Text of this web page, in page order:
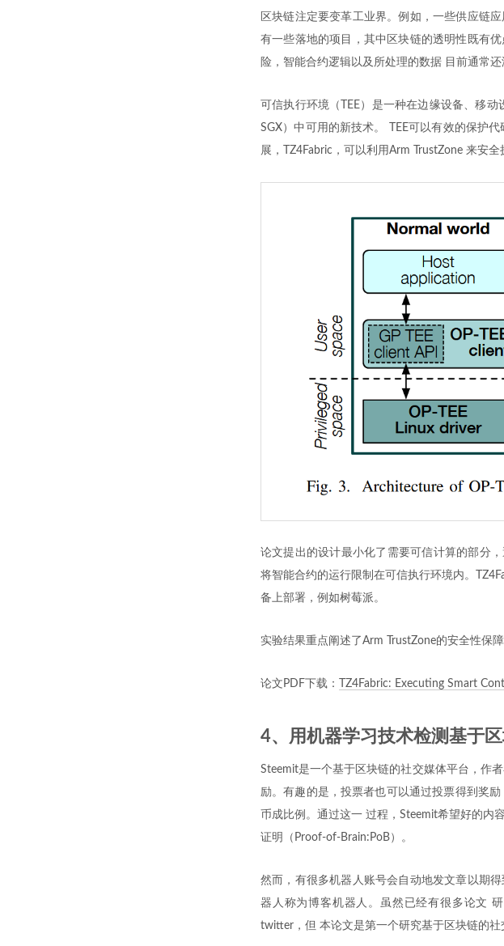
区块链注定要变革工业界。例如，一些供应链
有一些落地的项目，其中区块链的透明性既有
险，智能合约逻辑以及所处理的数据 目前通常还
可信执行环境（TEE）是一种在边缘设备、移
SGX）中可用的新技术。 TEE可以有效的保护
展，TZ4Fabric，可以利用Arm TrustZone 来安全
论文提出的设计最小化了需要可信计算的部分
将智能合约的运行限制在可信执行环境内。
备上部署，例如树莓派。
实验结果重点阐述了Arm TrustZone的安全性保
论文PDF下载： TZ4Fabric: Executing Smart
4、用机器学习技术检测基于
Steemit是一个基于区块链的社交媒体平台，作
励。有趣的是，投票者也可以通过投票得到奖
币成比例。通过这一 过程，Steemit希望好的内
证明（Proof-of-Brain:PoB）。
然而，有很多机器人账号会自动地发文章以期
器人称为博客机器人。虽然已经有很多论文
twitter，但 本论文是第一个研究基于区块链的社